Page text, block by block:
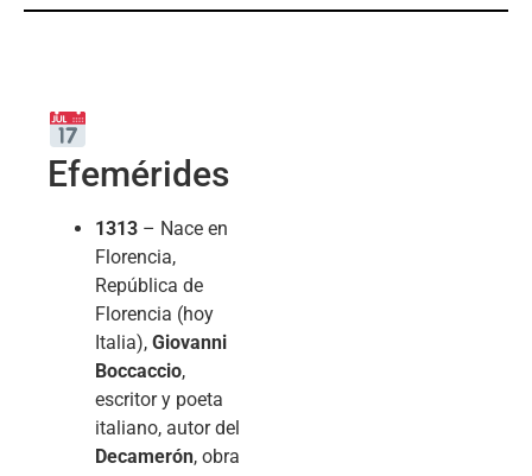
Efemérides
1313 – Nace en
Florencia,
República de
Florencia (hoy
Italia), Giovanni
Boccaccio,
escritor y poeta
italiano, autor del
Decamerón, obra